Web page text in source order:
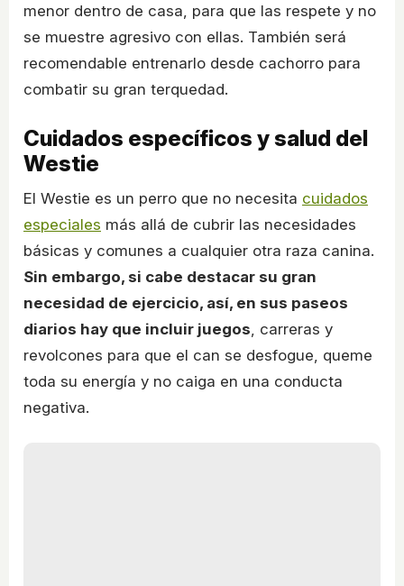
menor dentro de casa, para que las respete y no
se muestre agresivo con ellas. También será
recomendable entrenarlo desde cachorro para
combatir su gran terquedad.
Cuidados específicos y salud del
Westie
El Westie es un perro que no necesita cuidados
especiales más allá de cubrir las necesidades
básicas y comunes a cualquier otra raza canina.
Sin embargo, si cabe destacar su gran
necesidad de ejercicio, así, en sus paseos
diarios hay que incluir juegos , carreras y
revolcones para que el can se desfogue, queme
toda su energía y no caiga en una conducta
negativa.